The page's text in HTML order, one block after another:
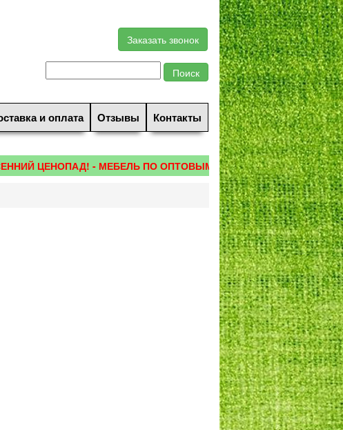
Заказать звонок
и оплата Отзывы Контакты
ЦЕНОПАД! - МЕБЕЛЬ ПО ОПТОВЫМ ЦЕНАМ! - Распечатай купон и